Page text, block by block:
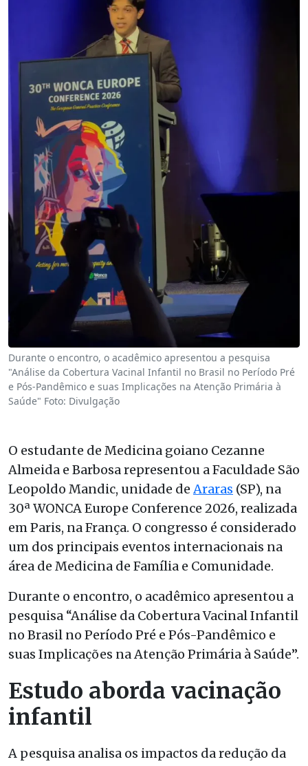
Durante o encontro, o acadêmico apresentou a pesquisa
"Análise da Cobertura Vacinal Infantil no Brasil no Período Pré
e Pós-Pandêmico e suas Implicações na Atenção Primária à
Saúde" Foto: Divulgação
O estudante de Medicina goiano Cezanne
Almeida e Barbosa representou a Faculdade São
Leopoldo Mandic, unidade deAraras (SP), na
30ª WONCA Europe Conference 2026, realizada
em Paris, na França. O congresso é considerado
um dos principais eventos internacionais na
área de Medicina de Família e Comunidade.
Durante o encontro, o acadêmico apresentou a
pesquisa “Análise da Cobertura Vacinal Infantil
no Brasil no Período Pré e Pós-Pandêmico e
suas Implicações na Atenção Primária à Saúde”.
Estudo aborda vacinação
infantil
A pesquisa analisa os impactos da redução da